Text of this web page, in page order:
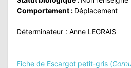
Comportement : Déplacement
Déterminateur : Anne LEGRAIS
Fiche de Escargot petit-gris (